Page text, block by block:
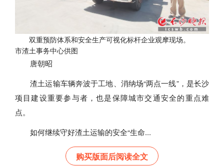
双重预防体系和安全生产可视化标杆企业观摩现场。
市渣土事务中心供图
唐朝昭
渣土运输车辆奔波于工地、消纳场“两点一线”，是长沙
项目建设重要参与者，也是保障城市交通安全的重点难
点。
如何继续守好渣土运输的安全“生命...
购买版面后阅读全文